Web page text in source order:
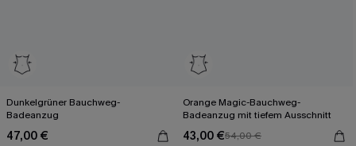
Dunkelgrüner Bauchweg-
Badeanzug
47,00 €
Orange Magic-Bauchweg-
Badeanzug mit tiefem Ausschnitt
43,00 €54,00 €